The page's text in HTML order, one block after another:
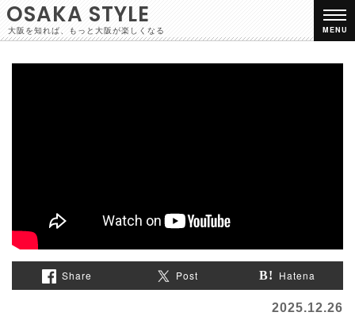
OSAKA STYLE
大阪を知れば、もっと大阪が楽しくなる MENU
Share Post Hatena
2025.12.26